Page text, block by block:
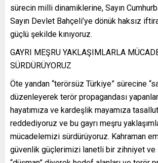
sürecin milli dinamiklerine, Sayın
Sayın Devlet Bahçeli’ye dönük haksız
güçlü şekilde kınıyoruz.
GAYRI MEŞRU YAKLAŞIMLARLA
SÜRDÜRÜYORUZ
Öte yandan “terörsüz Türkiye” sürecine
düzenleyerek terör propagandası
hayatımıza ve kardeşlik mayamıza
reddediyoruz ve bu gayrı meşru
mücadelemizi sürdürüyoruz. Kahraman
güvenlik güçlerimizi lanetli bir zihniyet